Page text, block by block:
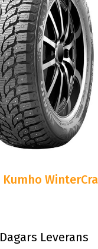
Kumho
Leverans